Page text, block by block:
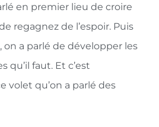
en premier lieu de croire
regagnez de l’espoir. Puis
a parlé de développer les
qu’il faut. Et c’est
volet qu’on a parlé des